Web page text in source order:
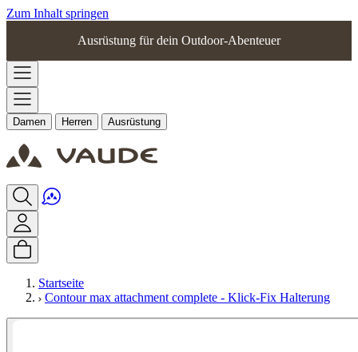
Zum Inhalt springen
Ausrüstung für dein Outdoor-Abenteuer
Damen Herren Ausrüstung
Startseite
Contour max attachment complete - Klick-Fix Halterung